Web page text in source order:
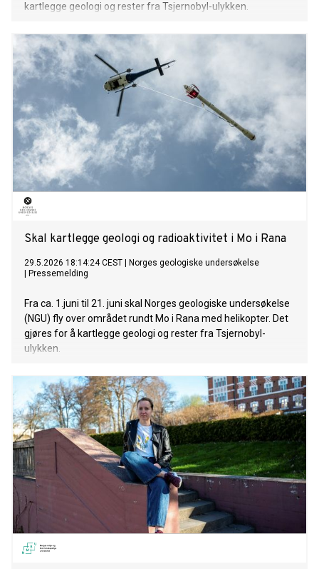
kartlegge geologi og rester fra Tsjernobyl-ulykken.
Skal kartlegge geologi og radioaktivitet i Mo i Rana
29.5.2026 18:14:24 CEST
Norges geologiske undersøkelse
Pressemelding
Fra ca. 1.juni til 21. juni skal Norges geologiske undersøkelse
(NGU) fly over området rundt Mo i Rana med helikopter. Det
gjøres for å kartlegge geologi og rester fra Tsjernobyl-
ulykken.